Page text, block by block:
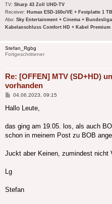
TV: Sharp 43 Zoll UHD-TV
Receiver: Humax ESD-160c/VE + Festplatte 1 TB
Abo: Sky Entertainment + Cinema +
Kabelanschluss Comfort HD + Kabel Premium
Stefan_Rgbg
Fortgeschrittener
Re: [OFFEN] MTV (SD+HD)
vorhanden
Beitrag
04.06.2023, 09:15
Hallo Leute,
das ging am 19.05. los, als auch
schon in meinem Post zu BOB
Juckt aber Keinen, zumindest nicht
Lg
Stefan